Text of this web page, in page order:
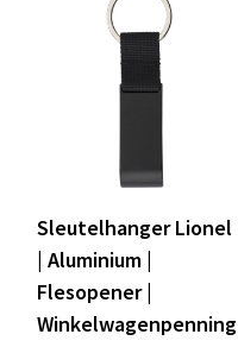
Sleutelhanger Lionel
| Aluminium |
Flesopener |
Winkelwagenpenning